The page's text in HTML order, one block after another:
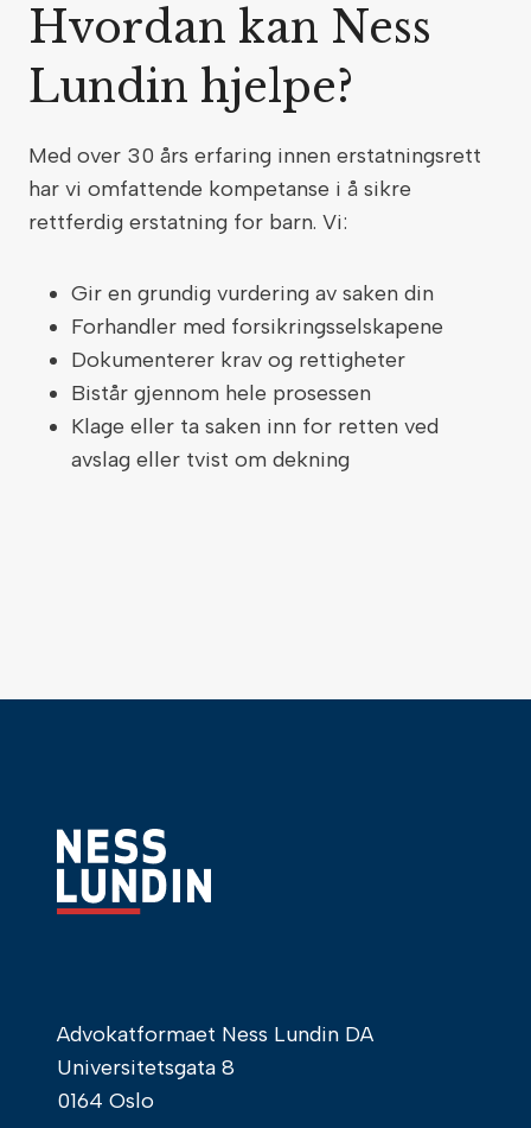
Hvordan kan Ness
Lundin hjelpe?
Med over 30 års erfaring innen erstatningsrett
har vi omfattende kompetanse i å sikre
rettferdig erstatning for barn. Vi:
Gir en grundig vurdering av saken din
Forhandler med forsikringsselskapene
Dokumenterer krav og rettigheter
Bistår gjennom hele prosessen
Klage eller ta saken inn for retten ved
avslag eller tvist om dekning
Advokatformaet Ness Lundin DA
Universitetsgata 8
0164 Oslo